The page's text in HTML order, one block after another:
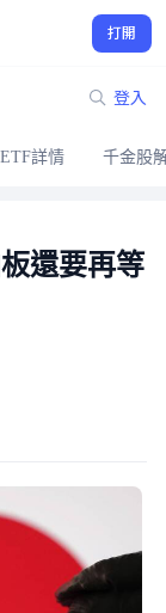
打開
登入
ETF詳情 千金股
還要再等